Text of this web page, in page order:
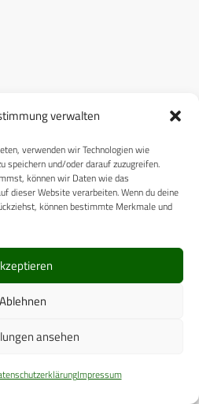
verwalten
verwenden wir Technologien wie
speichern und/oder darauf zuzugreifen.
können wir Daten wie das
dieser Website verarbeiten. Wenn du deine
können bestimmte Merkmale und
Ablehnen
ansehen
Impressum
88 89 – 0